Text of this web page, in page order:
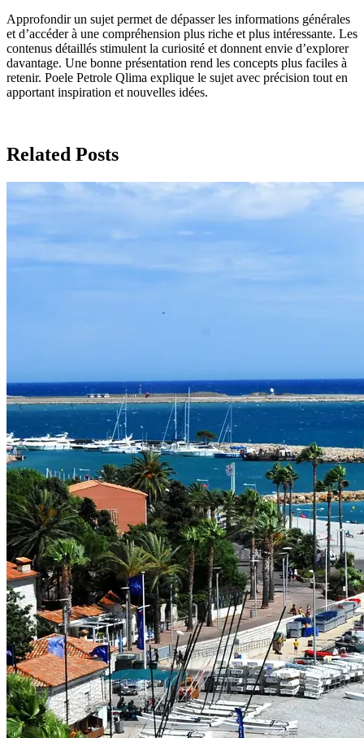
Approfondir un sujet permet de dépasser les informations générales
et d’accéder à une compréhension plus riche et plus intéressante. Les
contenus détaillés stimulent la curiosité et donnent envie d’explorer
davantage. Une bonne présentation rend les concepts plus faciles à
retenir. Poele Petrole Qlima explique le sujet avec précision tout en
apportant inspiration et nouvelles idées.
Related Posts